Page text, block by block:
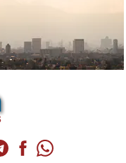
(se abre en una
(se abre en una
de TikTok (se abre en
de YouTube (se
Cuenta de Telegram
Cuenta de